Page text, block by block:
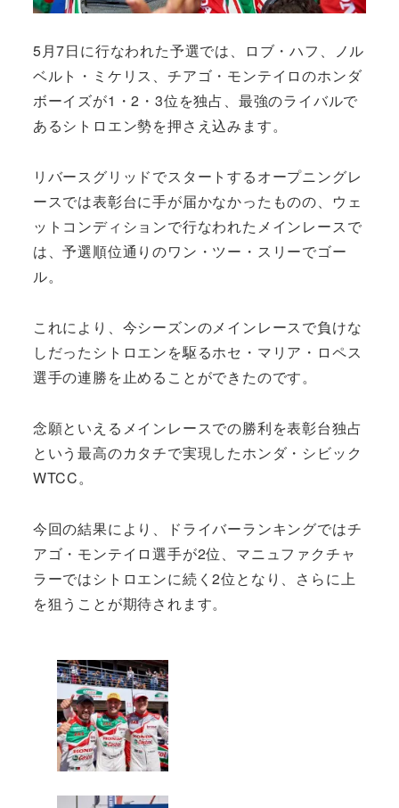
5月7日に行なわれた予選では、ロブ・ハフ、ノル
ベルト・ミケリス、チアゴ・モンテイロのホンダ
ボーイズが1・2・3位を独占、最強のライバルで
あるシトロエン勢を押さえ込みます。
リバースグリッドでスタートするオープニングレ
ースでは表彰台に手が届かなかったものの、ウェ
ットコンディションで行なわれたメインレースで
は、予選順位通りのワン・ツー・スリーでゴー
ル。
これにより、今シーズンのメインレースで負けな
しだったシトロエンを駆るホセ・マリア・ロペス
選手の連勝を止めることができたのです。
念願といえるメインレースでの勝利を表彰台独占
という最高のカタチで実現したホンダ・シビック
WTCC。
今回の結果により、ドライバーランキングではチ
アゴ・モンテイロ選手が2位、マニュファクチャ
ラーではシトロエンに続く2位となり、さらに上
を狙うことが期待されます。